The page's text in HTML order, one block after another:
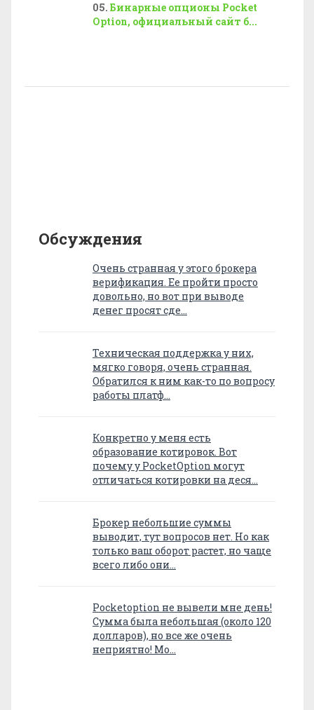
Бинарные опционы Pocket
Option, официальный сайт б...
Обсуждения
Очень странная у этого брокера
верификация. Ее пройти просто
довольно, но вот при выводе
денег просят сде…
Техническая поддержка у них,
мягко говоря, очень странная.
Обратился к ним как-то по вопросу
работы платф…
Конкретно у меня есть
образование котировок. Вот
почему у PocketOption могут
отличаться котировки на деся…
Брокер небольшие суммы
выводит, тут вопросов нет. Но как
только ваш оборот растет, но чаще
всего либо они…
Pocketoption не вывели мне день!
Сумма была небольшая (около 120
долларов), но все же очень
неприятно! Мо…